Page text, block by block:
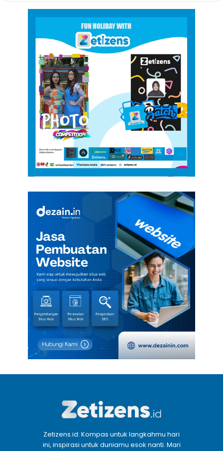
Zetizens.id: Kompas untuk langkahmu hari
ini, inspirasi untuk duniamu esok nanti. Mari